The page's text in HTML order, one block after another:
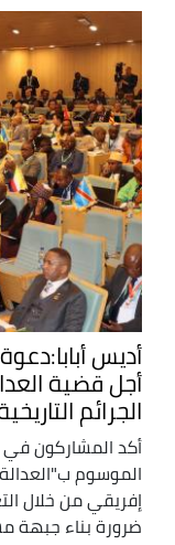
أديس
أجل قضية
الجرائم التاريخية
أكد المشاركون في
الموسوم
إفريقي من خلال
ضرورة بناء جبهة